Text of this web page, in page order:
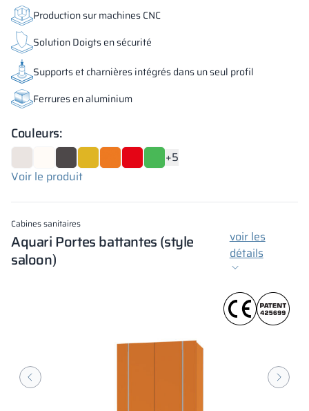
Production sur machines CNC
Solution Doigts en sécurité
Supports et charnières intégrés dans un seul profil
Ferrures en aluminium
Couleurs:
+5
Voir le produit
Cabines sanitaires
Aquari Portes battantes (style
saloon)
voir les
détails